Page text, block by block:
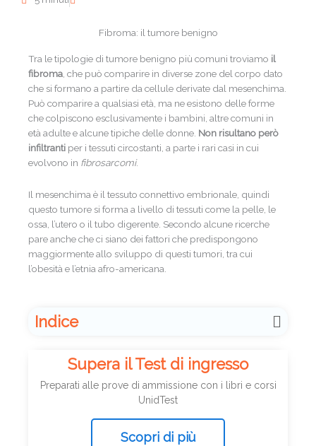
Fibroma: il tumore benigno
Tra le tipologie di tumore benigno più comuni troviamo il
fibroma, che può comparire in diverse zone del corpo dato
che si formano a partire da cellule derivate dal mesenchima.
Può comparire a qualsiasi età, ma ne esistono delle forme
che colpiscono esclusivamente i bambini, altre comuni in
età adulte e alcune tipiche delle donne. Non risultano però
infiltranti per i tessuti circostanti, a parte i rari casi in cui
evolvono in fibrosarcomi.
Il mesenchima è il tessuto connettivo embrionale, quindi
questo tumore si forma a livello di tessuti come la pelle, le
ossa, l’utero o il tubo digerente. Secondo alcune ricerche
pare anche che ci siano dei fattori che predispongono
maggiormente allo sviluppo di questi tumori, tra cui
l’obesità e l’etnia afro-americana.
Indice
Supera il Test di ingresso
Preparati alle prove di ammissione con i libri e corsi
UnidTest
Scopri di più